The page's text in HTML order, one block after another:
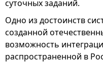
суточных заданий.
Одно из достоинств
созданной
возможность
распространенной в